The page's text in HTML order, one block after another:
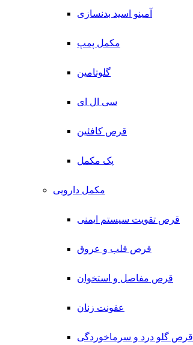
آمینو اسید بدنسازی
مکمل پمپ
گلوتامین
سی ال ای
قرص کافئین
پک مکمل
مکمل دارویی
قرص تقویت سیستم ایمنی
قرص قلب و عروق
قرص مفاصل و استخوان
عفونت زنان
قرص گلو درد و سرماخوردگی